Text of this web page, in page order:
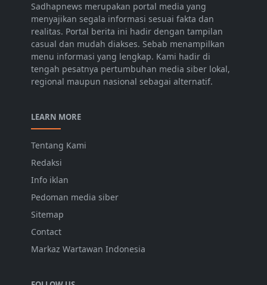
Sadhapnews merupakan portal media yang
menyajikan segala informasi sesuai fakta dan
realitas. Portal berita ini hadir dengan tampilan
casual dan mudah diakses. Sebab menampilkan
menu informasi yang lengkap. Kami hadir di
tengah pesatnya pertumbuhan media siber lokal,
regional maupun nasional sebagai alternatif.
LEARN MORE
Tentang Kami
Redaksi
Info iklan
Pedoman media siber
Sitemap
Contact
Markaz Wartawan Indonesia